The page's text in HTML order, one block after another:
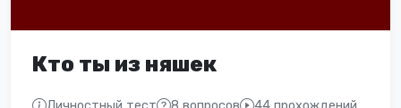
Кто ты из няшек